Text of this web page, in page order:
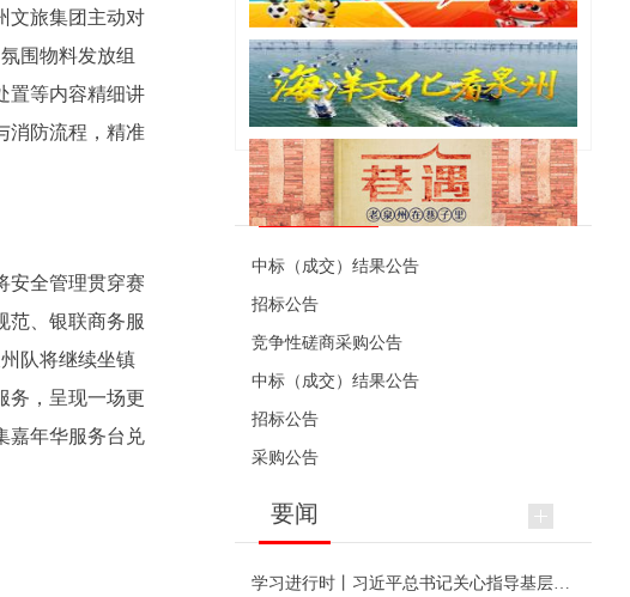
文旅集团主动对
围物料发放组
置等内容精细讲
消防流程，精准
安全管理贯穿赛
范、银联商务服
队将继续坐镇
务，呈现一场更
嘉年华服务台兑
便民资讯
中标（成交）结果公告
招标公告
竞争性磋商采购公告
中标（成交）结果公告
招标公告
采购公告
要闻